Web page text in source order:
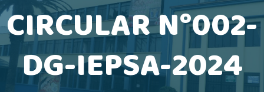
CIRCULAR N°002-
DG-IEPSA-2024